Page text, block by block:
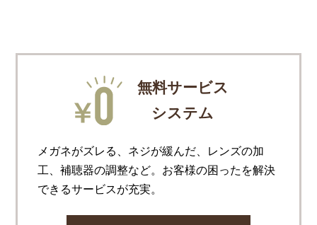
無料サービス
システム
メガネがズレる、ネジが緩んだ、レンズの加
工、補聴器の調整など。お客様の困ったを解決
できるサービスが充実。